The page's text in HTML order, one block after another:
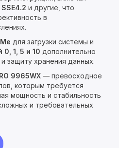
SSE4.2 и другие, что
в
для загрузки системы и
0, 1, 5 и 10 дополнительно
защиту хранения данных.
9965WX — превосходное
которым требуется
мощность и стабильность
и требовательных